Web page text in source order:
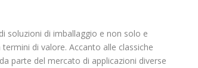
soluzioni di imballaggio e non solo e
di valore. Accanto alle classiche
parte del mercato di applicazioni diverse